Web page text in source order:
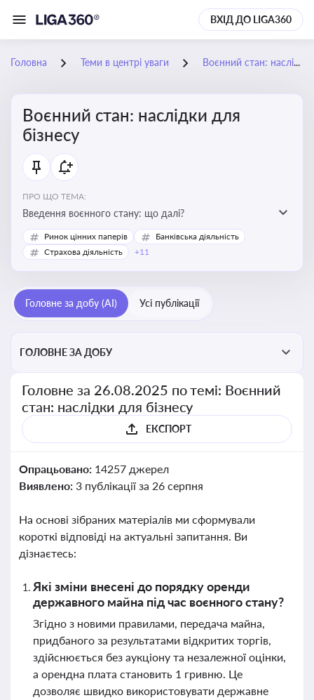
ВХІД ДО LIGA360
Головна Теми в центрі уваги Воєнний стан: наслідки для бізнесу
Воєнний стан: наслідки для
бізнесу
ПРО ЩО ТЕМА:
Введення воєнного стану: що далі?
Ринок цінних паперів
Банківська діяльність
Страхова діяльність
+11
Головне за добу (AI) Усі публікації
ГОЛОВНЕ ЗА ДОБУ
Головне за 26.08.2025 по темі: Воєнний
стан: наслідки для бізнесу
ЕКСПОРТ
Опрацьовано: 14257 джерел
Виявлено: 3 публікації за 26 серпня
На основі зібраних матеріалів ми сформували
короткі відповіді на актуальні запитання. Ви
дізнаєтесь:
Які зміни внесені до порядку оренди
державного майна під час воєнного стану?
Згідно з новими правилами, передача майна,
придбаного за результатами відкритих торгів,
здійснюється без аукціону та незалежної оцінки,
а орендна плата становить 1 гривню. Це
дозволяє швидко використовувати державне